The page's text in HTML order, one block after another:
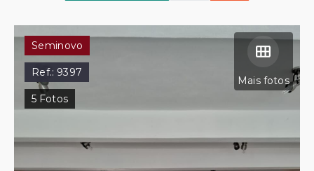
Mais fotos
Seminovo
Ref.: 9397
5 Fotos